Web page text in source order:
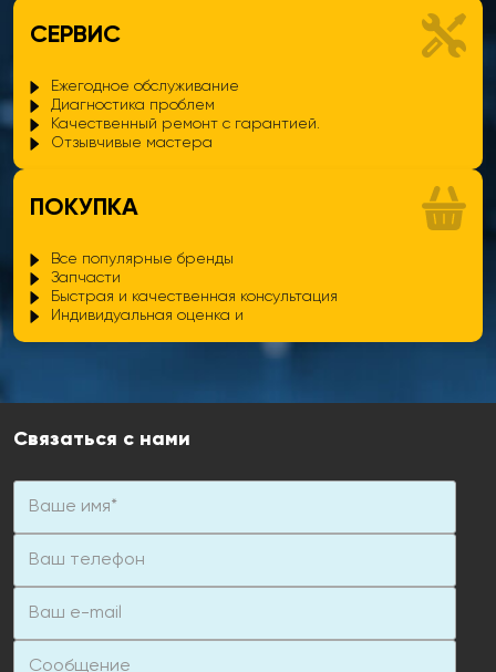
СЕРВИС
Ежегодное обслуживание
Диагностика проблем
Качественный ремонт с гарантией.
Отзывчивые мастера
ПОКУПКА
Все популярные бренды
Запчасти
Быстрая и качественная консультация
Индивидуальная оценка и
Связаться с нами